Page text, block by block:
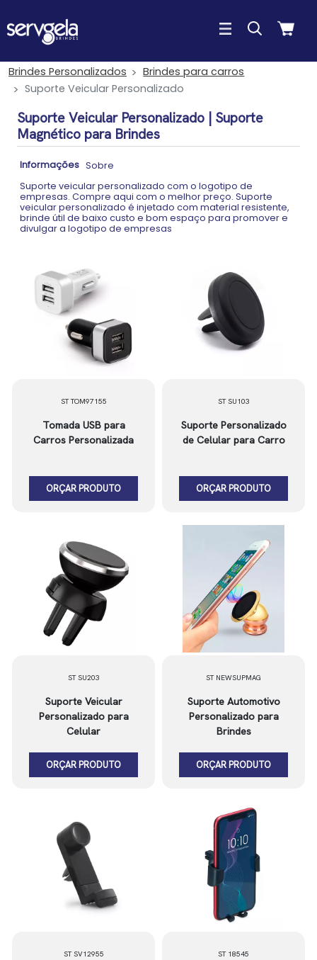
Brindes Personalizados
Brindes para carros
Suporte Veicular Personalizado
Suporte Veicular Personalizado | Suporte
Magnético para Brindes
Informações Sobre
Suporte veicular personalizado com o logotipo de
empresas. Compre aqui com o melhor preço. Suporte
veicular personalizado é injetado com material resistente,
brinde útil de baixo custo e bom espaço para promover e
divulgar a logotipo de empresas
ST TOM97155
Tomada USB para
Carros Personalizada
ORÇAR PRODUTO
ST SU103
Suporte Personalizado
de Celular para Carro
ORÇAR PRODUTO
ST SU203
Suporte Veicular
Personalizado para
Celular
ORÇAR PRODUTO
ST NEWSUPMAG
Suporte Automotivo
Personalizado para
Brindes
ORÇAR PRODUTO
ST SV12955 ST 18545